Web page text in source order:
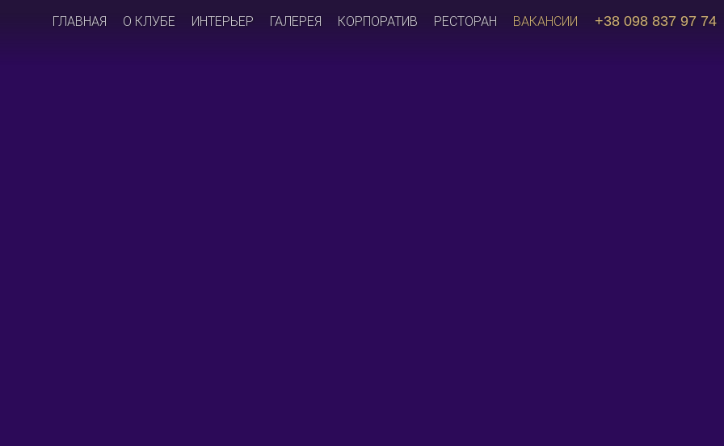
ГЛАВНАЯ О КЛУБЕ ИНТЕРЬЕР ГАЛЕРЕЯ КОРПОРАТИВ РЕСТОРАН ВАКАНСИИ +38 098 837 97 74